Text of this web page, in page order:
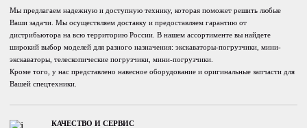
Мы предлагаем надежную и доступную технику, которая поможет решить любые
Ваши задачи. Мы осуществляем доставку и предоставляем гарантию от
дистрибьютора на всю территорию России. В нашем ассортименте вы найдете
широкий выбор моделей для разного назначения: экскаваторы-погрузчики, мини-
экскаваторы, телескопические погрузчики, мини-погрузчики.
Кроме того, у нас представлено навесное оборудование и оригинальные запчасти для
Вашей спецтехники.
КАЧЕСТВО И СЕРВИС